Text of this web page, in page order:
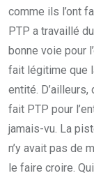
comme ils l’ont
PTP a travaillé
bonne voie pour
fait légitime que
entité. D’ailleurs,
fait PTP pour
jamais-vu. La
n’y avait pas de
le faire croire.